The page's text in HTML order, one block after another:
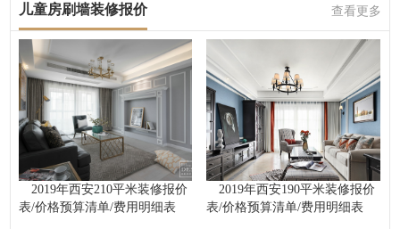
儿童房刷墙装修报价 查看更多
2019年西安210平米装修报价
表/价格预算清单/费用明细表
2019年西安190平米装修报价
表/价格预算清单/费用明细表